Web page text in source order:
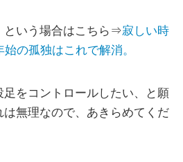
という場合はこちら⇒寂しい時
の孤独はこれで解消。
足をコントロールしたい、と願
は無理なので、あきらめてくだ